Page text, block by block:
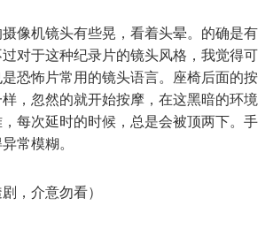
像机镜头有些晃，看着头晕。的确是有
对于这种纪录片的镜头风格，我觉得可
恐怖片常用的镜头语言。座椅后面的按
，忽然的就开始按摩，在这黑暗的环境
每次延时的时候，总是会被顶两下。手
常模糊。
，介意勿看）